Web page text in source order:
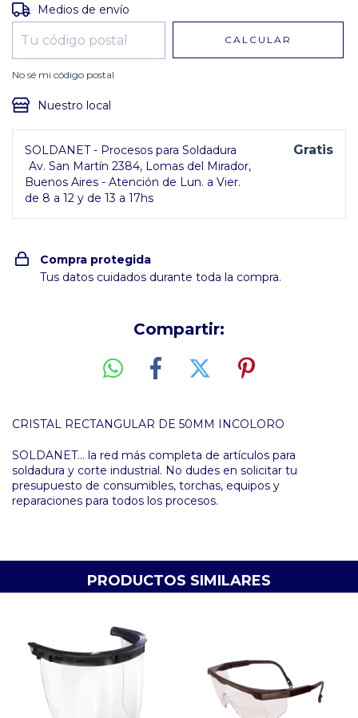
Entregas para el CP:
Medios de envío
CALCULAR
No sé mi código postal
Nuestro local
SOLDANET - Procesos para Soldadura
Av. San Martín 2384, Lomas del Mirador,
Buenos Aires - Atención de Lun. a Vier.
de 8 a 12 y de 13 a 17hs
Gratis
Compra protegida
Tus datos cuidados durante toda la compra.
Compartir:
CRISTAL RECTANGULAR DE 50MM INCOLORO
SOLDANET... la red más completa de artículos para
soldadura y corte industrial. No dudes en solicitar tu
presupuesto de consumibles, torchas, equipos y
reparaciones para todos los procesos.
PRODUCTOS SIMILARES